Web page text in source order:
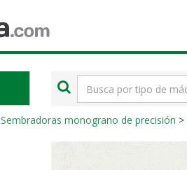
Sembradoras monograno de precisión >